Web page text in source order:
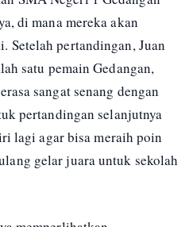
di mana mereka akan
Setelah pertandingan, Juan
satu pemain Gedangan,
sangat senang dengan
pertandingan selanjutnya
lagi agar bisa meraih poin
gelar juara untuk sekolah